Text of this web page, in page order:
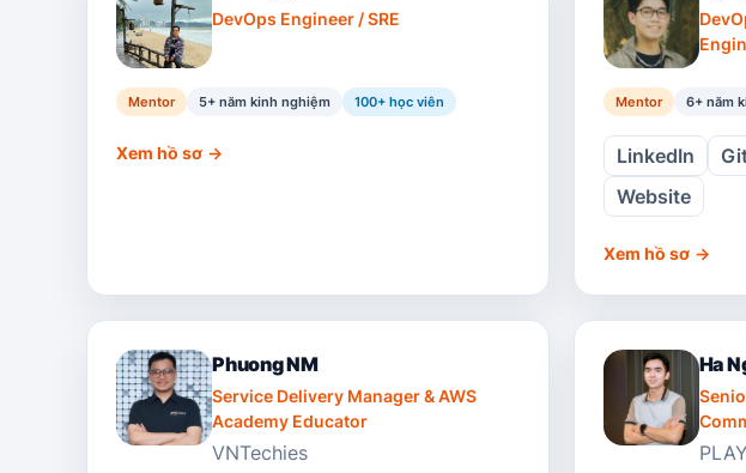
DevOps Engineer / SRE
Mentor 5+ năm kinh nghiệm 100+ học viên
Xem hồ sơ →
Mentor 6+ năm
LinkedIn
Website
Xem hồ sơ →
Phuong NM
Service Delivery Manager & AWS
Academy Educator
VNTechies
Ha